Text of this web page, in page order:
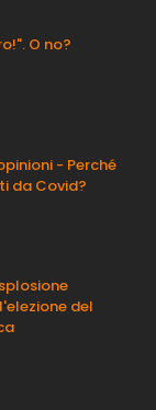
O no?
- Perché
da Covid?
del